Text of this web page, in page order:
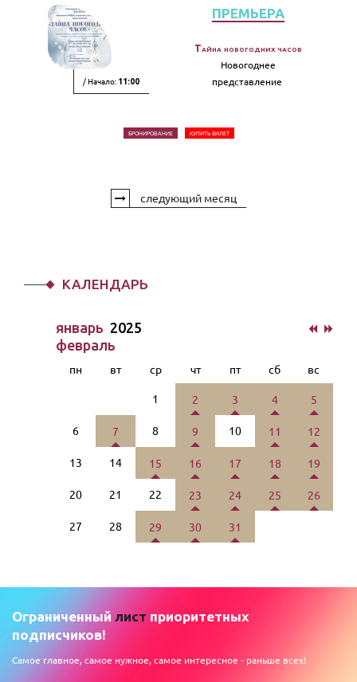
/ Начало: 11:00
ПРЕМЬЕРА
Тайна новогодних часов
Новогоднее
представление
БРОНИРОВАНИЕ КУПИТЬ БИЛЕТ
следующий месяц
КАЛЕНДАРЬ
январь 2025
февраль
пн вт ср чт пт сб вс
1 2 3 4 5
6 7 8 9 10 11 12
13 14 15 16 17 18 19
20 21 22 23 24 25 26
27 28 29 30 31
Ограниченный лист приоритетных
подписчиков!
Самое главное, самое нужное, самое интересное - раньше всех!